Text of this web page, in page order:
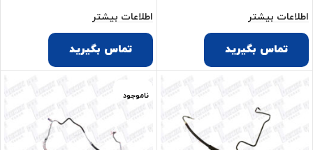
اطلاعات بیشتر
تماس بگیرید
اطلاعات بیشتر
تماس بگیرید